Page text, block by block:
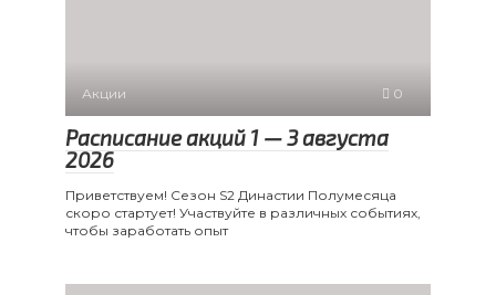
Акции 0
Расписание акций 1 — 3 августа
2026
Приветствуем! Сезон S2 Династии Полумесяца
скоро стартует! Участвуйте в различных событиях,
чтобы заработать опыт